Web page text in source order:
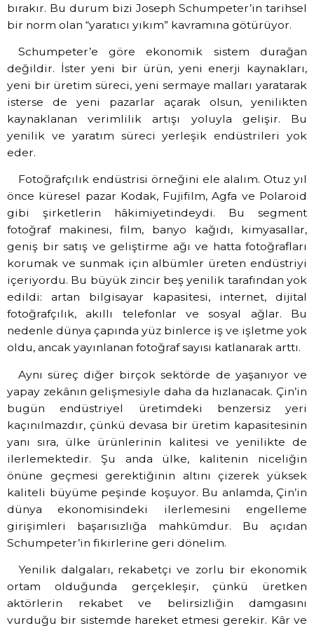
bırakır. Bu durum bizi Joseph Schumpeter’in tarihsel
bir norm olan “yaratıcı yıkım” kavramına götürüyor.
Schumpeter’e göre ekonomik sistem durağan
değildir. İster yeni bir ürün, yeni enerji kaynakları,
yeni bir üretim süreci, yeni sermaye malları yaratarak
isterse de yeni pazarlar açarak olsun, yenilikten
kaynaklanan verimlilik artışı yoluyla gelişir. Bu
yenilik ve yaratım süreci yerleşik endüstrileri yok
eder.
Fotoğrafçılık endüstrisi örneğini ele alalım. Otuz yıl
önce küresel pazar Kodak, Fujifilm, Agfa ve Polaroid
gibi şirketlerin hâkimiyetindeydi. Bu segment
fotoğraf makinesi, film, banyo kağıdı, kimyasallar,
geniş bir satış ve geliştirme ağı ve hatta fotoğrafları
korumak ve sunmak için albümler üreten endüstriyi
içeriyordu. Bu büyük zincir beş yenilik tarafından yok
edildi: artan bilgisayar kapasitesi, internet, dijital
fotoğrafçılık, akıllı telefonlar ve sosyal ağlar. Bu
nedenle dünya çapında yüz binlerce iş ve işletme yok
oldu, ancak yayınlanan fotoğraf sayısı katlanarak arttı.
Aynı süreç diğer birçok sektörde de yaşanıyor ve
yapay zekânın gelişmesiyle daha da hızlanacak. Çin’in
bugün endüstriyel üretimdeki benzersiz yeri
kaçınılmazdır, çünkü devasa bir üretim kapasitesinin
yanı sıra, ülke ürünlerinin kalitesi ve yenilikte de
ilerlemektedir. Şu anda ülke, kalitenin niceliğin
önüne geçmesi gerektiğinin altını çizerek yüksek
kaliteli büyüme peşinde koşuyor. Bu anlamda, Çin’in
dünya ekonomisindeki ilerlemesini engelleme
girişimleri başarısızlığa mahkûmdur. Bu açıdan
Schumpeter’in fikirlerine geri dönelim.
Yenilik dalgaları, rekabetçi ve zorlu bir ekonomik
ortam olduğunda gerçekleşir, çünkü üretken
aktörlerin rekabet ve belirsizliğin damgasını
vurduğu bir sistemde hareket etmesi gerekir. Kâr ve